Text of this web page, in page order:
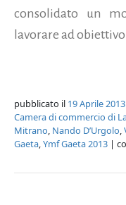
consolidato un
lavorare ad
pubblicato il 19 Aprile 2013
Camera di commercio di
Mitrano, Nando D’Urgolo,
Gaeta,Ymf Gaeta 2013 |